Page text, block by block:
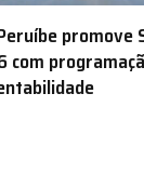
promove
com